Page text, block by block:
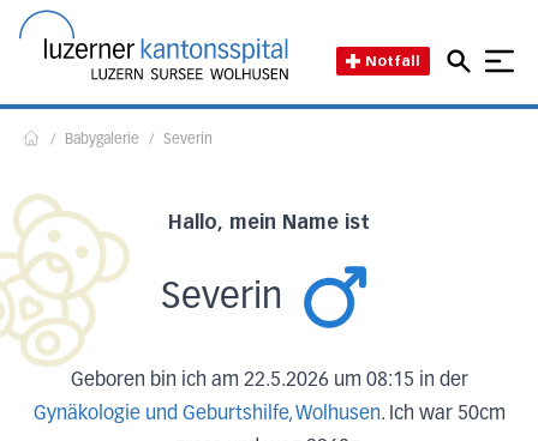
Notfall
/ Babygalerie / Severin
Hallo, mein Name ist
Severin
Geboren bin ich am 22.5.2026 um 08:15 in der
Gynäkologie und Geburtshilfe, Wolhusen. Ich war 50cm